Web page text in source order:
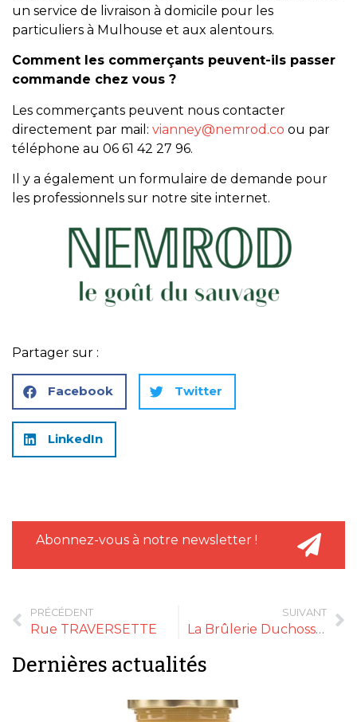
un service de livraison à domicile pour les
particuliers à Mulhouse et aux alentours.
Comment les commerçants peuvent-ils passer
commande chez vous ?
Les commerçants peuvent nous contacter
directement par mail: vianney@nemrod.co ou par
téléphone au 06 61 42 27 96.
Il y a également un formulaire de demande pour
les professionnels sur notre site internet.
Partager sur :
Facebook Twitter
LinkedIn
Abonnez-vous à notre newsletter !
PRÉCÉDENT
Rue TRAVERSETTE
SUIVANT
La Brûlerie Duchossoy
Dernières actualités